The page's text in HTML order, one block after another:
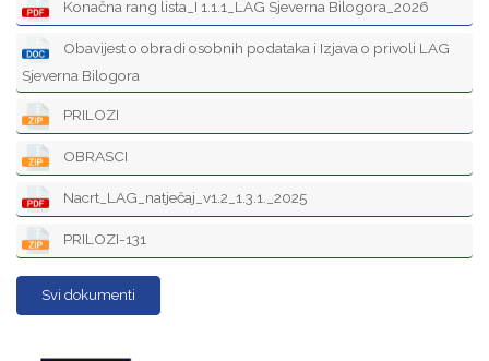
Konačna rang lista_I 1.1.1_LAG Sjeverna Bilogora_2026
Obavijest o obradi osobnih podataka i Izjava o privoli LAG
Sjeverna Bilogora
PRILOZI
OBRASCI
Nacrt_LAG_natječaj_v1.2_1.3.1._2025
PRILOZI-131
Svi dokumenti